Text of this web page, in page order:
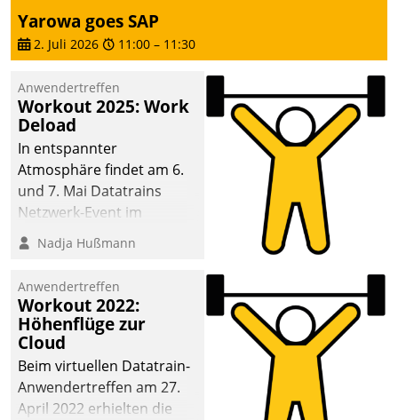
Yarowa goes SAP
2. Juli 2026 11:00 – 11:30
Anwendertreffen
Workout 2025: Work
Deload
In entspannter
Atmosphäre findet am 6.
und 7. Mai Datatrains
Netzwerk-Event im
Kunden- und Partnerkreis
statt. Zentrale Frage: Wie
Mammutprojekte
meistern und Workloads
wuppen – bei zunehmend
anspruchsvollen
Aufgaben und
abnehmendem
Nadja Hußmann
Anwendertreffen
Workout 2022:
Höhenflüge zur
Cloud
Beim virtuellen Datatrain-
Anwendertreffen am 27.
April 2022 erhielten die